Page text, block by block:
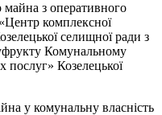
з оперативного
комплексної
селищної ради з
Комунальному
послуг» Козелецької
у комунальну власність